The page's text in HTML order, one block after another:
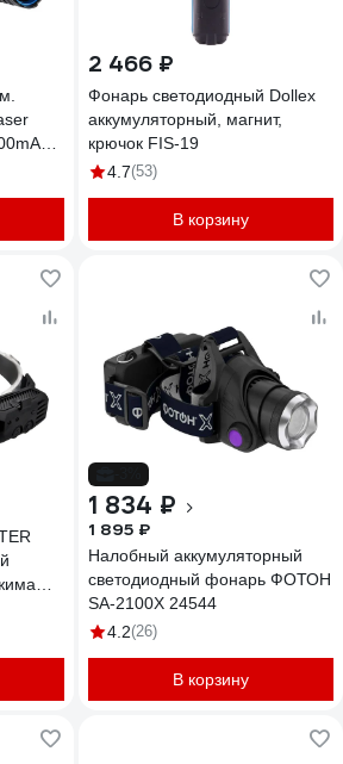
2 466 ₽
Фонарь светодиодный Dollex
аккумуляторный, магнит,
крючок FIS-19
4.7(53)
В корзину
IP44
1 834 ₽
1 895 ₽
Налобный аккумуляторный
светодиодный фонарь ФОТОН
SA-2100X 24544
4.2(26)
В корзину